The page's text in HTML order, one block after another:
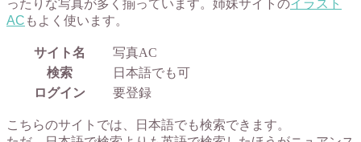
ったりな写真が多く揃っています。姉妹サイトのイラスト
AC もよく使います。
サイト名
写真AC
検索
日本語でも可
ログイン
要登録
こちらのサイトでは、日本語でも検索できます。